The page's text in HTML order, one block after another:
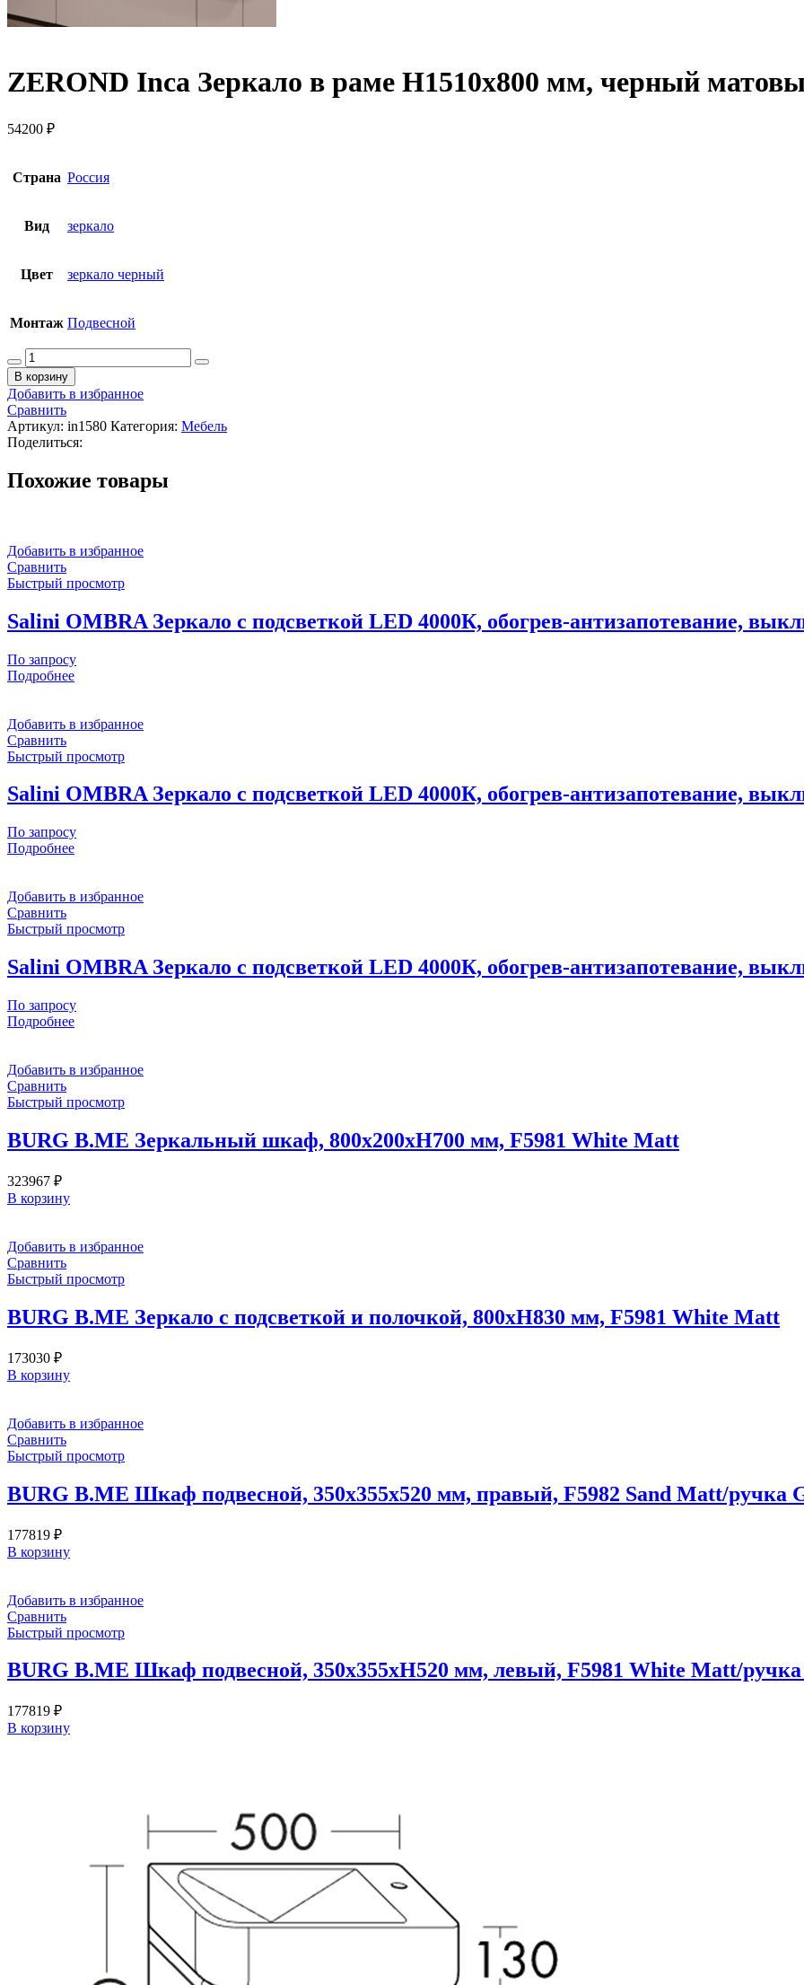
ZEROND Inca Зеркало в раме H1510х800 мм, черный
54200 ₽
Страна Россия
Вид зеркало
Цвет зеркало черный
Монтаж Подвесной
Количество
товара
ZEROND
Inca
Зеркало
в
раме
мм,
В корзину
Добавить в избранное
Сравнить
Артикул: in1580 Категория: Мебель
Поделиться:
Похожие товары
Добавить в избранное
Сравнить
Быстрый просмотр
Salini OMBRA Зеркало с подсветкой LED 4000К, обогрев-антизапотевание,
По запросу
Подробнее
Добавить в избранное
Сравнить
Быстрый просмотр
Salini OMBRA Зеркало с подсветкой LED 4000К, обогрев-антизапотевание,
По запросу
Подробнее
Добавить в избранное
Сравнить
Быстрый просмотр
Salini OMBRA Зеркало с подсветкой LED 4000К, обогрев-антизапотевание,
По запросу
Подробнее
Добавить в избранное
Сравнить
Быстрый просмотр
BURG B.ME Зеркальный шкаф, 800х200хН700 мм, F5981 White Matt
323967 ₽
В корзину
Добавить в избранное
Сравнить
Быстрый просмотр
BURG B.ME Зеркало с подсветкой и полочкой, 800хН830 мм, F5981 White Matt
173030 ₽
В корзину
Добавить в избранное
Сравнить
Быстрый просмотр
BURG B.ME Шкаф подвесной, 350х355х520 мм, правый, F5982 Sand Matt/ручка
177819 ₽
В корзину
Добавить в избранное
Сравнить
Быстрый просмотр
BURG B.ME Шкаф подвесной, 350х355хH520 мм, левый, F5981 White Matt/ручка
177819 ₽
В корзину